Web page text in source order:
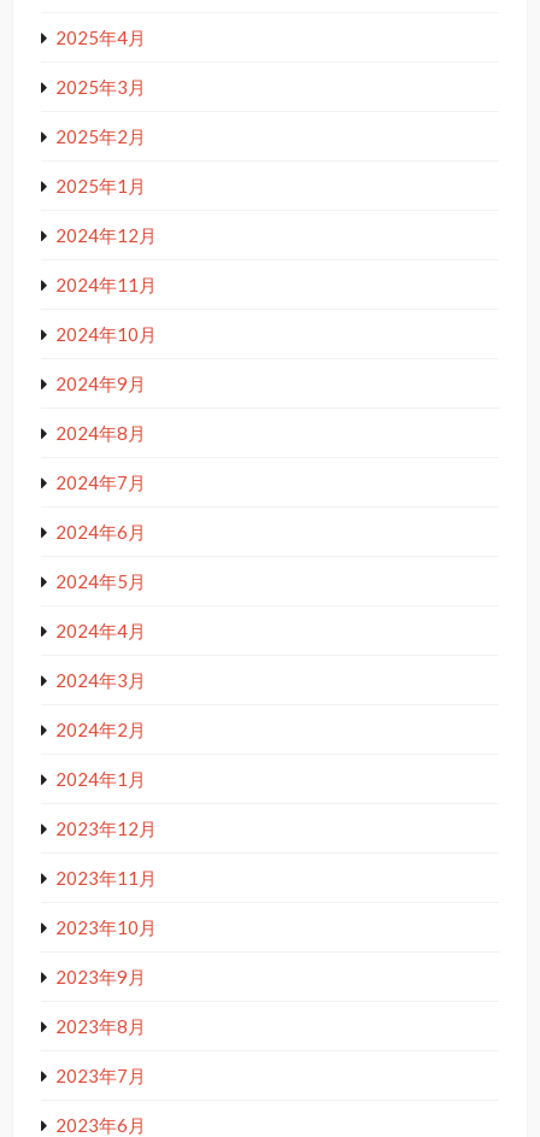
2025年4月
2025年3月
2025年2月
2025年1月
2024年12月
2024年11月
2024年10月
2024年9月
2024年8月
2024年7月
2024年6月
2024年5月
2024年4月
2024年3月
2024年2月
2024年1月
2023年12月
2023年11月
2023年10月
2023年9月
2023年8月
2023年7月
2023年6月